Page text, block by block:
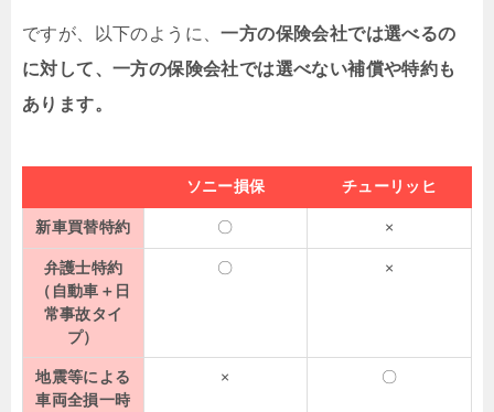
ですが、以下のように、一方の保険会社では選べるの
に対して、一方の保険会社では選べない補償や特約も
あります。
ソニー損保 チューリッヒ
新車買替特約 〇 ×
弁護士特約
（自動車＋日
常事故タイ
プ）
〇 ×
地震等による
車両全損一時
× 〇